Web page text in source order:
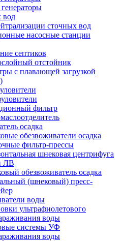
вод
сточных вод
насосные станции
септиков
отстойник
с плавающей загрузкой
фильтр
осадка
обезвоживатели осадка
фильтр-прессы
шнековая центрифуга
ЛВ
обезвоживатель осадка
(шнековый) пресс-
воды
ультрафиолетового
воды
системы УФ
воды